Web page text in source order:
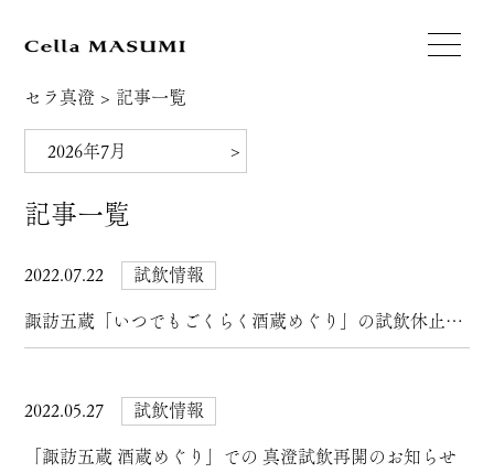
セラ真澄 > 記事一覧
記事一覧
2022.07.22 試飲情報
諏訪五蔵「いつでもごくらく酒蔵めぐり」の試飲休止について
2022.05.27 試飲情報
「諏訪五蔵 酒蔵めぐり」での 真澄試飲再開のお知らせ